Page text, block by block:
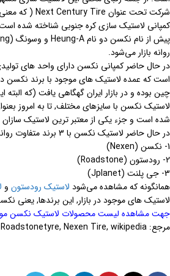
کمپانی لاستیک سازی کره جنوبی شناخته شده
روانه بازار می‌شود.
در حال حاضر کمپانی نکسن دارای واحد های
چین بوده و در بازار ایران گهگاهی یافت (که
لاستیک نکسن با سایزهای مختلف, تا به امروز
شده است و جزء یکی از معتبر ترین لاستیک سازان
در حال حاضر لاستیک نکسن با 3 برند متفاوت روانه بازار جهانی می شود که عبارتند از :
1- نکسن (Nexen)
2- رودستون (Roadstone)
3- جی پلنت (Jplanet)
همانگونه که مشاهده می‌شود لاستیک رودستون و
لاستیک های موجود در بازار, این برندها, یعنی
جهت مشاهده لیست محصولات لاستیک نکسن موجود
مرجع: Roadstonetyre, Nexen Tire, wikipedia